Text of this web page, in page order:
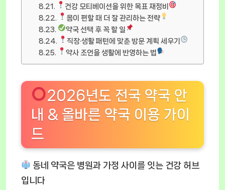
건강 모티베이션을 위한 목표 재정비
몸이 편할 때 더 잘 관리하는 전략
약국 선택 후 꼭 할 일
직장·생활 패턴에 맞춘 방문 계획 세우기
약사 조언을 생활에 반영하는 법
2026년도 전국 약국 안
내 & 올바른 약국 이용 가이
드
동네 약국은 병원과 가정 사이를 잇는 건강 허브
입니다